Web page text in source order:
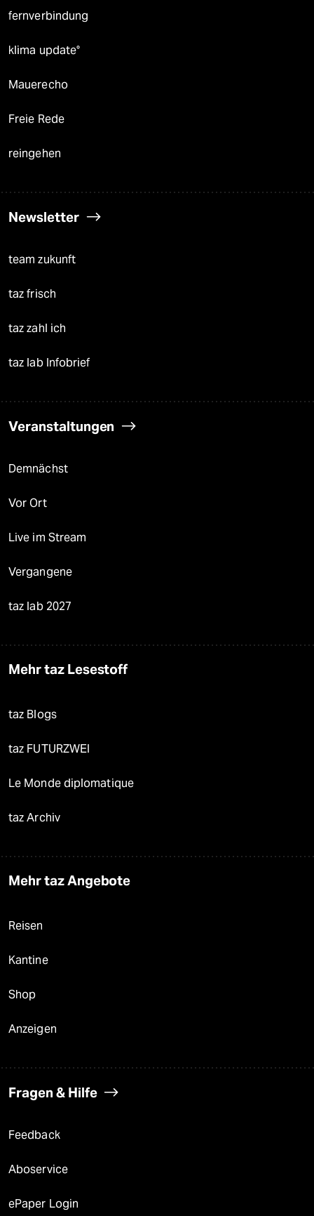
fernverbindung
klima update°
Mauerecho
Freie Rede
reingehen
Newsletter
team zukunft
taz frisch
taz zahl ich
taz lab Infobrief
Veranstaltungen
Demnächst
Vor Ort
Live im Stream
Vergangene
taz lab 2027
Mehr taz Lesestoff
taz Blogs
taz FUTURZWEI
Le Monde diplomatique
taz Archiv
Mehr taz Angebote
Reisen
Kantine
Shop
Anzeigen
Fragen & Hilfe
Feedback
Aboservice
ePaper Login